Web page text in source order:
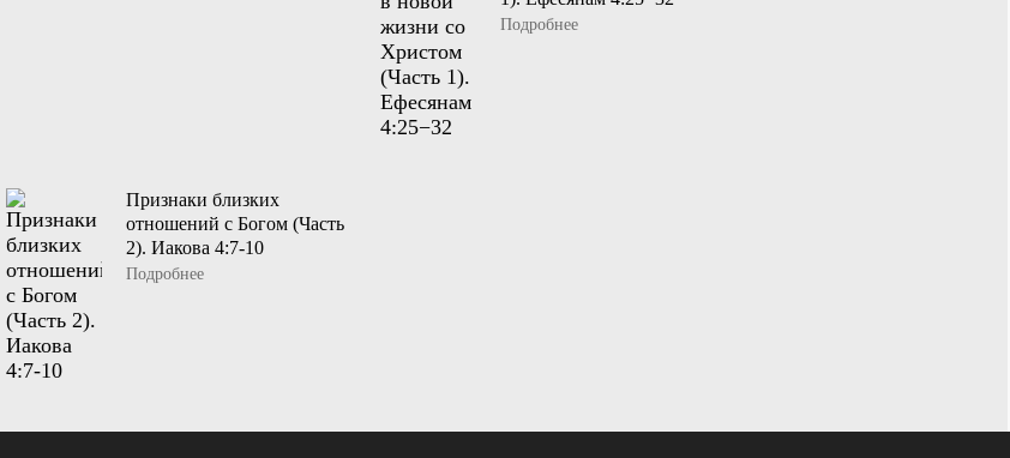
Подробнее
Признаки близких
отношений с Богом (Часть
2). Иакова 4:7-10
Подробнее